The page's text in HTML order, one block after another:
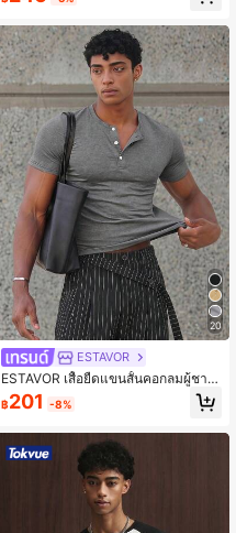
20
ESTAVOR
ESTAVOR เสื้อยืดแขนสั้นคอกลมผู้ชาย
ฤดูร้อน ลำลอง ทรงเข้ารูป สลิมฟิต ไซส์
มาตรฐาน สีเทา สีพื้น
฿201 -8%